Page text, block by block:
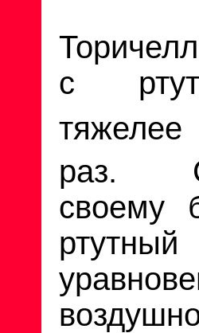
с
раз.
своему